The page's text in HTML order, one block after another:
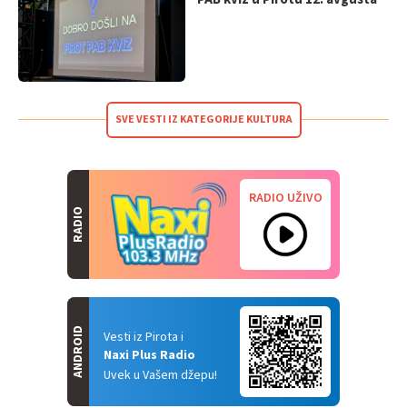
SVE VESTI IZ KATEGORIJE KULTURA
RADIO
RADIO UŽIVO
Vesti iz Pirota i
Naxi Plus Radio
Uvek u Vašem džepu!
ANDROID